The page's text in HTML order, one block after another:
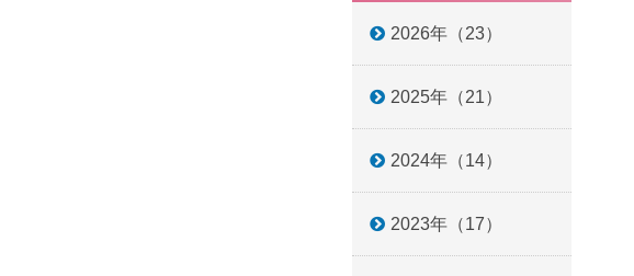
2026年（23）
2025年（21）
2024年（14）
2023年（17）